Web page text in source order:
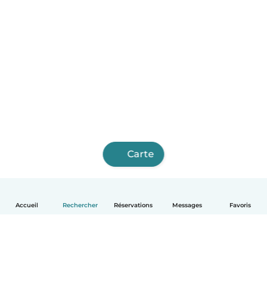
Accueil Rechercher Réservations Messages Favoris
Carte